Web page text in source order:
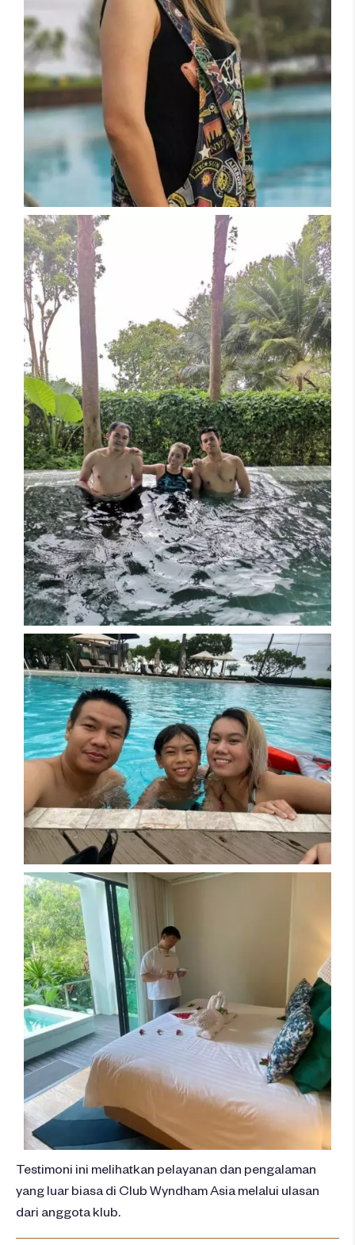
Testimoni ini melihatkan pelayanan dan pengalaman
yang luar biasa di Club Wyndham Asia melalui ulasan
dari anggota klub